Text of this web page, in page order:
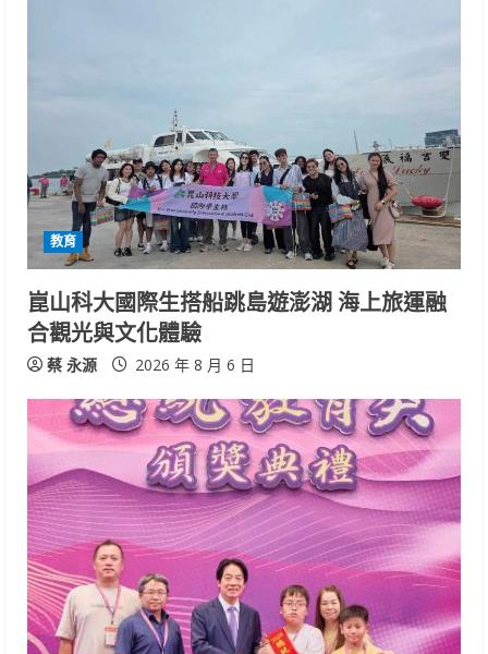
教育
崑山科大國際生搭船跳島遊澎湖 海上旅運融
合觀光與文化體驗
蔡 永源 2026 年 8 月 6 日